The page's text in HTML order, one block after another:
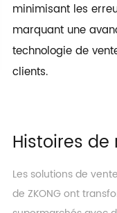
minimisant les
marquant une
technologie de
clients.
Histoires de
Les solutions de
de ZKONG ont